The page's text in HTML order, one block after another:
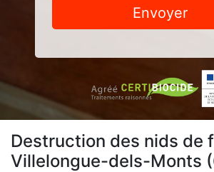
Envoyer
Destruction des nids de
Villelongue-dels-Monts